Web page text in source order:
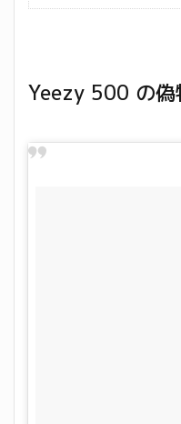
Yeezy 500 の偽